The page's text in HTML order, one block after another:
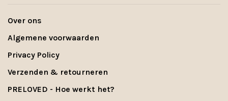
Over ons
Algemene voorwaarden
Privacy Policy
Verzenden & retourneren
PRELOVED - Hoe werkt het?